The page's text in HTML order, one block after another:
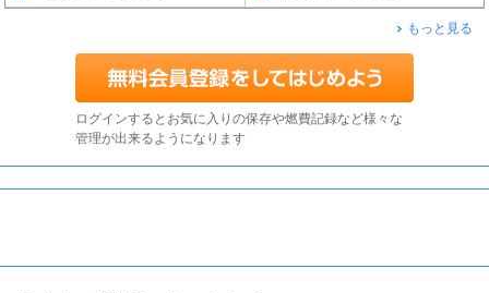
もっと見る
ログインするとお気に入りの保存や燃費記録など様々な
管理が出来るようになります